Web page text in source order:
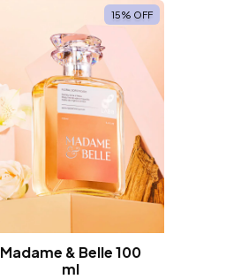
15% OFF
Madame & Belle 100
ml